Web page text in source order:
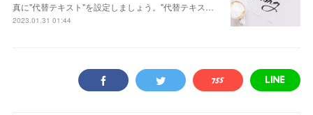
真に"代替テキスト"を設定しましょう。"代替テキス…
2023.01.31 01:44